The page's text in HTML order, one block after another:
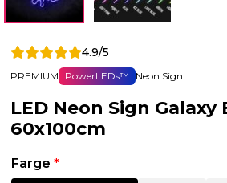
4.9/5
PREMIUM PowerLEDs™ Neon Sign
LED Neon Sign Galaxy
60x100cm
Farge *